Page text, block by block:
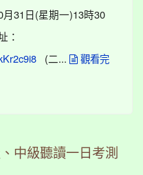
31日(星期一)13時30
：
(二... 觀看完
中級聽讀一日考測